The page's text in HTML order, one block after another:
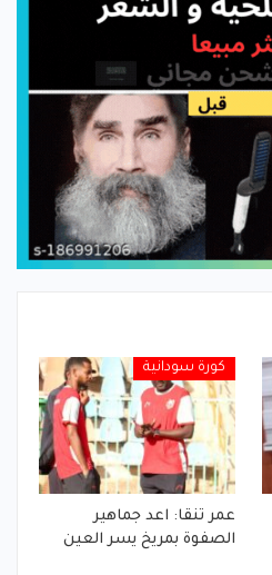
كورة سودانية
عمر تنقا: اعد جماهير
الصفوة بمريخ يسر العين